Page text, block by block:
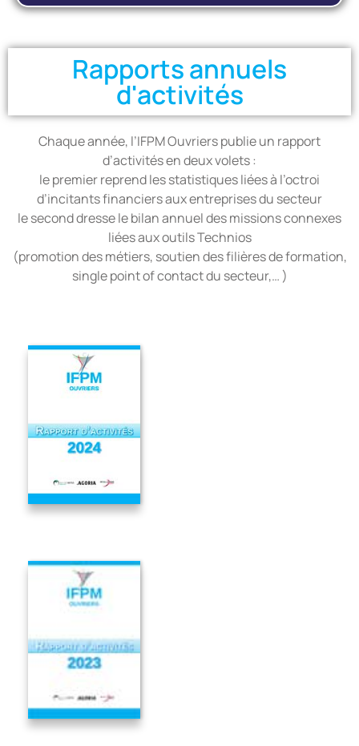
Rapports annuels
d'activités
Chaque année, l’IFPM Ouvriers publie un rapport
d’activités en deux volets :
le premier reprend les statistiques liées à l’octroi
d’incitants financiers aux entreprises du secteur
le second dresse le bilan annuel des missions connexes
liées aux outils Technios
(promotion des métiers, soutien des filières de formation,
single point of contact du secteur,… )